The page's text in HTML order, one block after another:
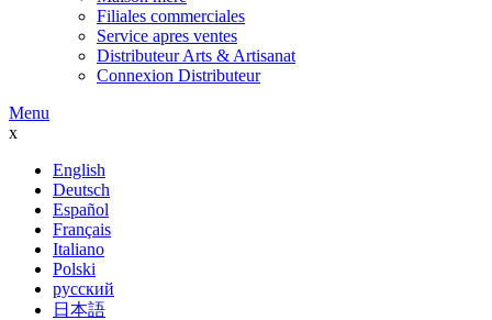
Filiales commerciales
Service apres ventes
Distributeur Arts & Artisanat
Connexion Distributeur
Menu
x
English
Deutsch
Español
Français
Italiano
Polski
русский
日本語